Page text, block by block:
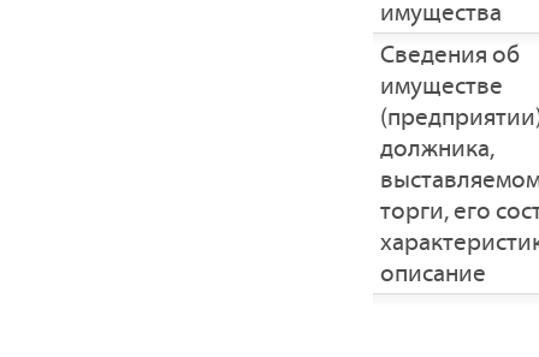
имущества
Cведения об
имуществе
должника,
торги, его
описание